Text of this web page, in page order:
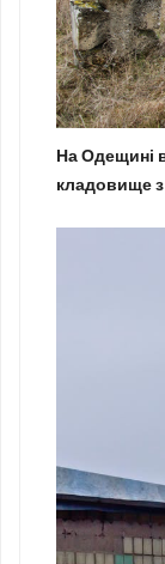
На Одещині
кладовище з